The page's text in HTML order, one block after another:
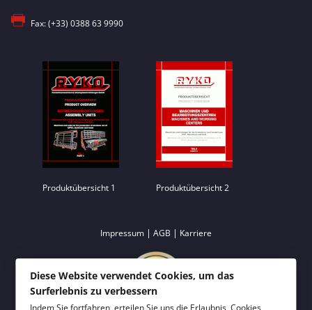
Fax: (+33) 0388 63 9990
Produktübersicht 1 Produktübersicht 2
Impressum | AGB | Karriere
Diese Website verwendet Cookies, um das
Surferlebnis zu verbessern
Indem Sie fortfahren, erteilen Sie uns die Erlaubnis, Cookies